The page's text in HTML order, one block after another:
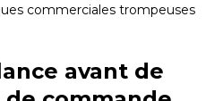
commerciales trompeuses
avant de